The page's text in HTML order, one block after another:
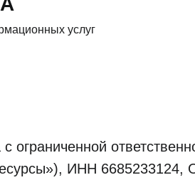
услуг
ИНН 6685233124,